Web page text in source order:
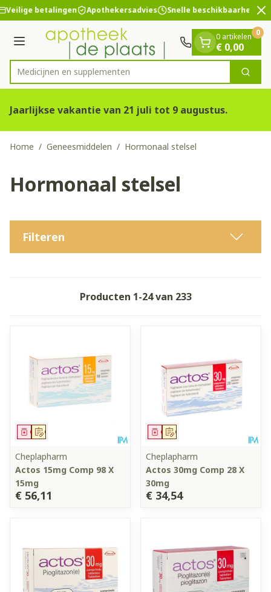
Ga naar de inhoud
2 van 2
Veilige betalingen Apothekersadvies Snelle beschikbaarheid
Menu
Product, merk, categorie...
Medicijn Zoek
0 artikelen
€ 0,00
0
Jaarlijkse vakantie van 21 juli tot 9 augustus.
Home / Geneesmiddelen / Hormonaal stelsel
Hormonaal stelsel
Filteren
Producten 1-24van 233
Op voorschrift
Geneesmiddel
Cheplapharm
Actos 15mg Comp 98 X
15mg
€ 56,11
Op voorschrift
Geneesmiddel
Cheplapharm
Actos 30mg Comp 28 X
30mg
€ 34,54